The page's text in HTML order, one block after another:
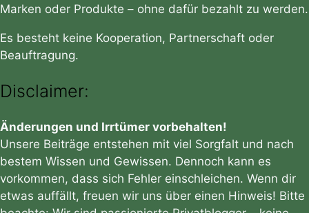
Marken oder Produkte – ohne dafür bezahlt zu werden.
Es besteht keine Kooperation, Partnerschaft oder
Beauftragung.
Disclaimer:
Änderungen und Irrtümer vorbehalten!
Unsere Beiträge entstehen mit viel Sorgfalt und nach
bestem Wissen und Gewissen. Dennoch kann es
vorkommen, dass sich Fehler einschleichen. Wenn dir
etwas auffällt, freuen wir uns über einen Hinweis! Bitte